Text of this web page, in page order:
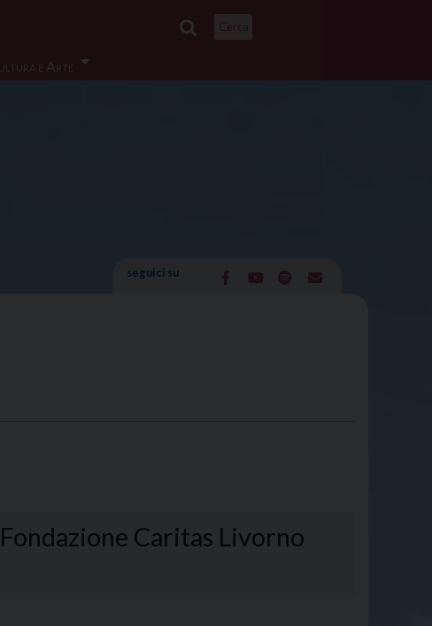
e Arte
seguici su
Caritas Livorno